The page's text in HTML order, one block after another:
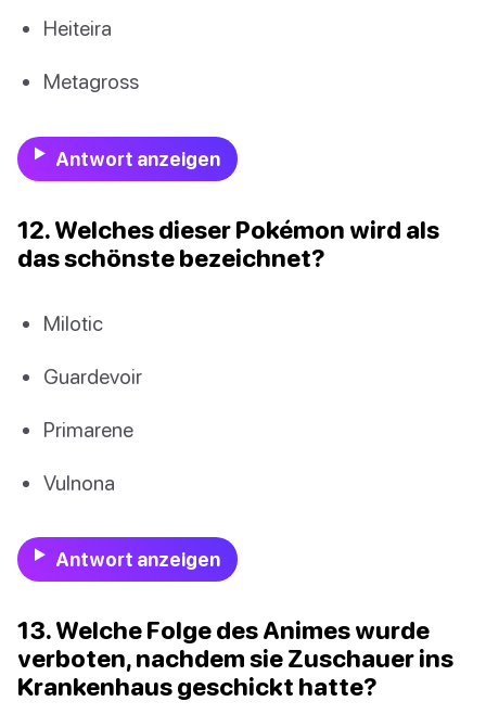
Heiteira
Metagross
Antwort anzeigen
12. Welches dieser Pokémon wird als
das schönste bezeichnet?
Milotic
Guardevoir
Primarene
Vulnona
Antwort anzeigen
13. Welche Folge des Animes wurde
verboten, nachdem sie Zuschauer ins
Krankenhaus geschickt hatte?